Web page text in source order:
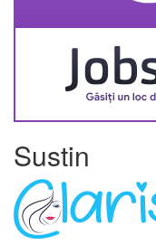
Sustin